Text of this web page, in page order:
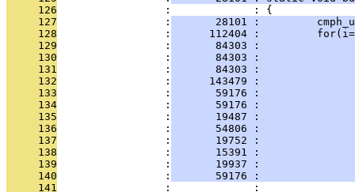
     126
                 :             : {
     127
                 :
28101 :
     128
                 :
112404 :
     129
                 :
84303 :
     130
                 :
84303 :
     131
                 :
84303 :
     132
                 :
143479 :
     133
                 :
59176 :
     134
                 :
59176 :
     135
                 :
19487 :
     136
                 :
54806 :
     137
                 :
19752 :
     138
                 :
15391 :
     139
                 :
19937 :
     140
                 :
59176 :
     141
:             :